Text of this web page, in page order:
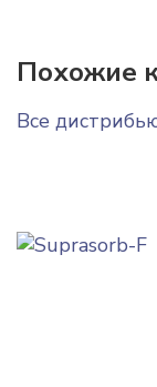
Похожие
Все